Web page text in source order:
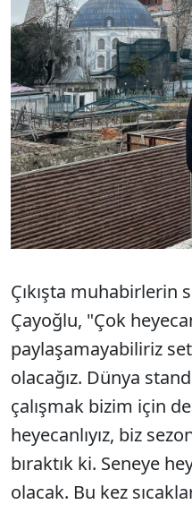
Çıkışta muhabirlerin
Çayoğlu, "Çok
paylaşamayabiliriz
olacağız. Dünya
çalışmak bizim için
heyecanlıyız, biz
bıraktık ki. Seneye
olacak. Bu kez